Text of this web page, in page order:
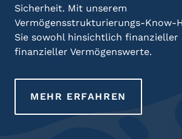
Sicherheit. Mit unserem
Vermögensstrukturierungs-Know-
Sie sowohl hinsichtlich
finanzieller Vermögenswerte.
MEHR ERFAHREN